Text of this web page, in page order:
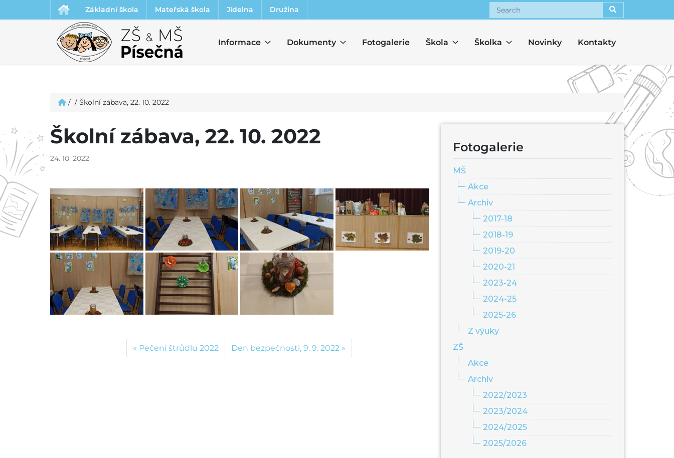
Základní škola Mateřská škola Jídelna
Družina
Search
Informace Dokumenty Fotogalerie Škola Školka Novinky Kontakty
/ / Školní zábava, 22. 10. 2022
Školní zábava, 22. 10. 2022
24. 10. 2022
Pečení štrůdlu 2022 Den bezpečnosti, 9. 9. 2022
Fotogalerie
MŠ
Akce
Archiv
2017-18
2018-19
2019-20
2020-21
2023-24
2024-25
2025-26
Z výuky
ZŠ
Akce
Archiv
2022/2023
2023/2024
2024/2025
2025/2026